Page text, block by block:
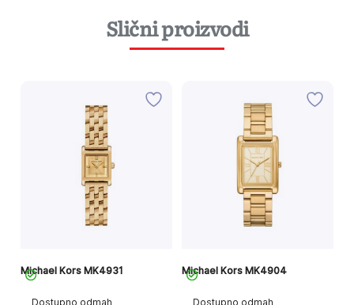
Slični proizvodi
Dostupno odmah
Michael Kors MK4931
Dostupno odmah
Michael Kors MK4904